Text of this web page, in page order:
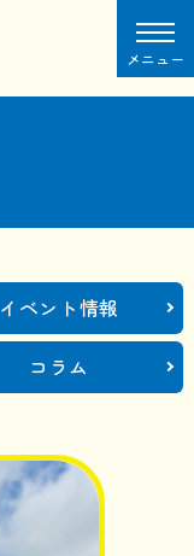
メニュー
イベント情報
コラム